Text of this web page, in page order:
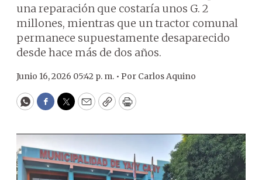
una reparación que costaría unos G. 2
millones, mientras que un tractor comunal
permanece supuestamente desaparecido
desde hace más de dos años.
Junio 16, 2026 05:42 p. m. • Por Carlos Aquino
WhatsApp
Facebook
Twitter
EmailCopyPrint